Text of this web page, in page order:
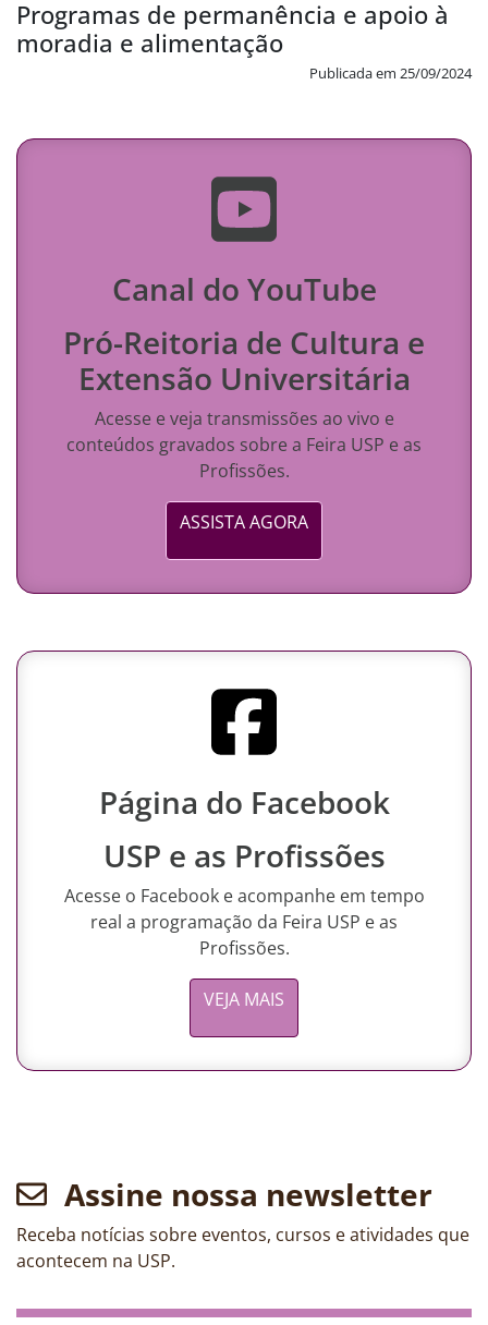
Programas de permanência e apoio à
moradia e alimentação
Publicada em 25/09/2024
Canal do YouTube
Pró-Reitoria de Cultura e
Extensão Universitária
Acesse e veja transmissões ao vivo e
conteúdos gravados sobre a Feira USP e as
Profissões.
ASSISTA AGORA
Página do Facebook
USP e as Profissões
Acesse o Facebook e acompanhe em tempo
real a programação da Feira USP e as
Profissões.
VEJA MAIS
Assine nossa newsletter
Receba notícias sobre eventos, cursos e atividades que
acontecem na USP.